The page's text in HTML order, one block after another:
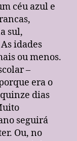
céu azul e
sul,
idades
ou menos.
–
era o
dias
seguirá
Ou, no